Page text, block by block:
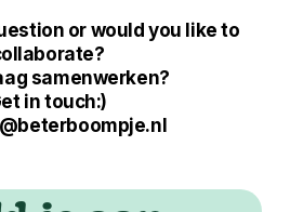
or would you like to
samenwerken?
in touch:)